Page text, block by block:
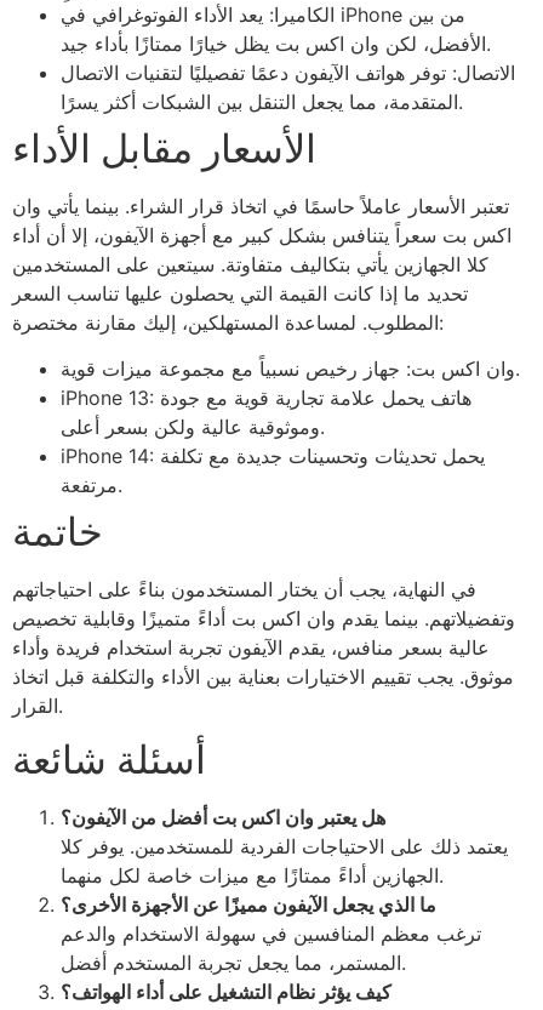
الكاميرا: يعد الأداء الفوتوغرافي في iPhone من بين
الأفضل، لكن وان اكس بت يظل خيارًا ممتازًا بأداء جيد.
الاتصال: توفر هواتف الآيفون دعمًا تفصيليًا لتقنيات الاتصال
المتقدمة، مما يجعل التنقل بين الشبكات أكثر يسرًا.
الأسعار مقابل الأداء
تعتبر الأسعار عاملاً حاسمًا في اتخاذ قرار الشراء. بينما يأتي وان
اكس بت سعراً يتنافس بشكل كبير مع أجهزة الآيفون، إلا أن أداء
كلا الجهازين يأتي بتكاليف متفاوتة. سيتعين على المستخدمين
تحديد ما إذا كانت القيمة التي يحصلون عليها تناسب السعر
المطلوب. لمساعدة المستهلكين، إليك مقارنة مختصرة:
وان اكس بت: جهاز رخيص نسبياً مع مجموعة ميزات قوية.
iPhone 13: هاتف يحمل علامة تجارية قوية مع جودة
وموثوقية عالية ولكن بسعر أعلى.
iPhone 14: يحمل تحديثات وتحسينات جديدة مع تكلفة
مرتفعة.
خاتمة
في النهاية، يجب أن يختار المستخدمون بناءً على احتياجاتهم
وتفضيلاتهم. بينما يقدم وان اكس بت أداءً متميزًا وقابلية تخصيص
عالية بسعر منافس، يقدم الآيفون تجربة استخدام فريدة وأداء
موثوق. يجب تقييم الاختيارات بعناية بين الأداء والتكلفة قبل اتخاذ
القرار.
أسئلة شائعة
هل يعتبر وان اكس بت أفضل من الآيفون؟
يعتمد ذلك على الاحتياجات الفردية للمستخدمين. يوفر كلا
الجهازين أداءً ممتازًا مع ميزات خاصة لكل منهما.
ما الذي يجعل الآيفون مميزًا عن الأجهزة الأخرى؟
ترغب معظم المنافسين في سهولة الاستخدام والدعم
المستمر، مما يجعل تجربة المستخدم أفضل.
كيف يؤثر نظام التشغيل على أداء الهواتف؟